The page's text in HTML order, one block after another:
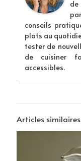
conseils
plats au
tester de
de cuisiner
accessibles.
Articles similaires